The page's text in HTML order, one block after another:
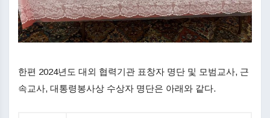
한편 2024년도 대외 협력기관 표창자 명단 및 모범교사, 근
속교사, 대통령봉사상 수상자 명단은 아래와 같다.